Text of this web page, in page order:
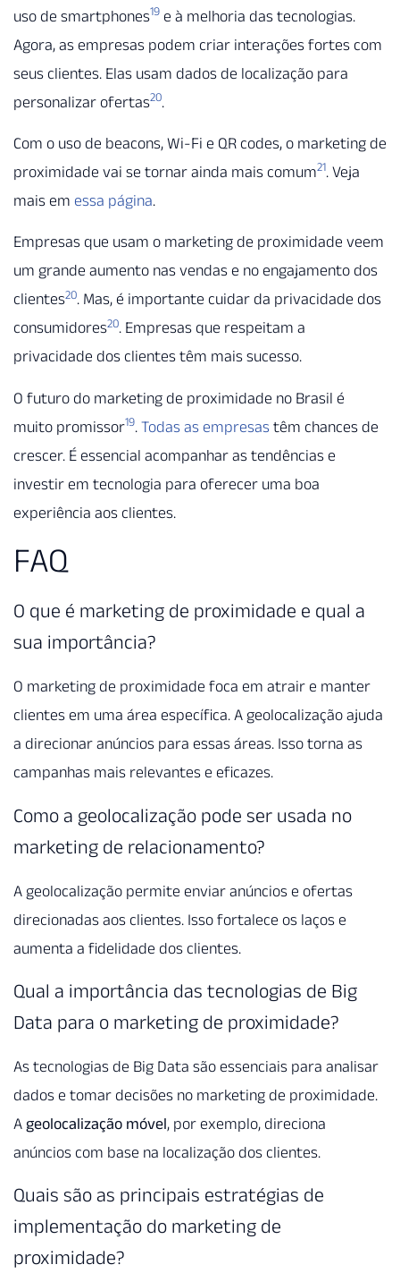
uso de smartphones19 e à melhoria das tecnologias.
Agora, as empresas podem criar interações fortes com
seus clientes. Elas usam dados de localização para
personalizar ofertas20.
Com o uso de beacons, Wi-Fi e QR codes, o marketing de
proximidade vai se tornar ainda mais comum21. Veja
mais em essa página.
Empresas que usam o marketing de proximidade veem
um grande aumento nas vendas e no engajamento dos
clientes20. Mas, é importante cuidar da privacidade dos
consumidores20. Empresas que respeitam a
privacidade dos clientes têm mais sucesso.
O futuro do marketing de proximidade no Brasil é
muito promissor19. Todas as empresas têm chances de
crescer. É essencial acompanhar as tendências e
investir em tecnologia para oferecer uma boa
experiência aos clientes.
FAQ
O que é marketing de proximidade e qual a
sua importância?
O marketing de proximidade foca em atrair e manter
clientes em uma área específica. A geolocalização ajuda
a direcionar anúncios para essas áreas. Isso torna as
campanhas mais relevantes e eficazes.
Como a geolocalização pode ser usada no
marketing de relacionamento?
A geolocalização permite enviar anúncios e ofertas
direcionadas aos clientes. Isso fortalece os laços e
aumenta a fidelidade dos clientes.
Qual a importância das tecnologias de Big
Data para o marketing de proximidade?
As tecnologias de Big Data são essenciais para analisar
dados e tomar decisões no marketing de proximidade.
A geolocalização móvel, por exemplo, direciona
anúncios com base na localização dos clientes.
Quais são as principais estratégias de
implementação do marketing de
proximidade?